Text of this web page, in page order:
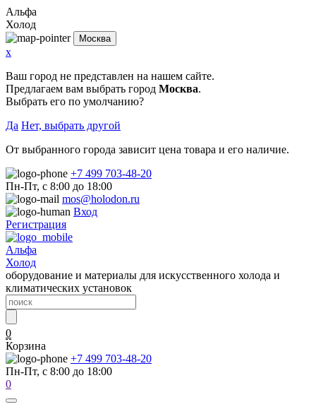
Альфа
Холод
Москва
x
Ваш город не представлен на нашем сайте.
Предлагаем вам выбрать город Москва.
Выбрать его по умолчанию?
Да Нет, выбрать другой
От выбранного города зависит цена товара и его наличие.
+7 499 703-48-20
Пн-Пт, с 8:00 до 18:00
mos@holodon.ru
Вход
Регистрация
Альфа
Холод
оборудование и материалы для искусственного холода и
климатических установок
0
Корзина
+7 499 703-48-20
Пн-Пт, с 8:00 до 18:00
0